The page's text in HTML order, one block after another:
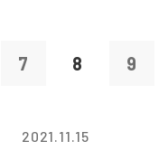
7 8 9
2021.11.15